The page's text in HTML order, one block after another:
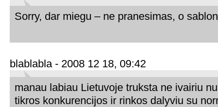
Sorry, dar miegu – ne pranesimas, o
blablabla - 2008 12 18, 09:42
manau labiau Lietuvoje truksta ne ivairiu
tikros konkurencijos ir rinkos dalyviu su